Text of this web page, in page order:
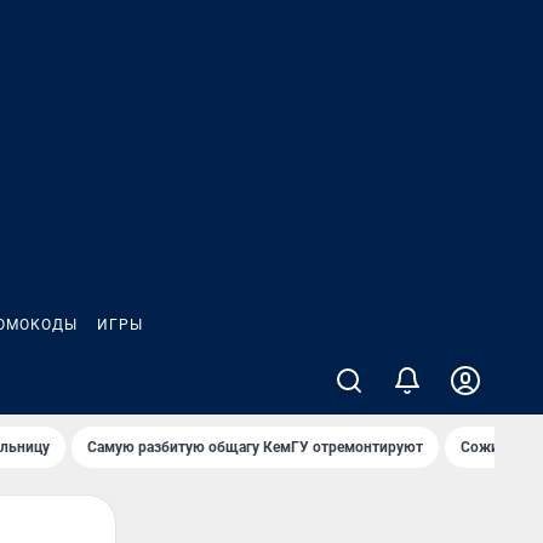
ИГРЫ
Самую разбитую общагу КемГУ отремонтируют